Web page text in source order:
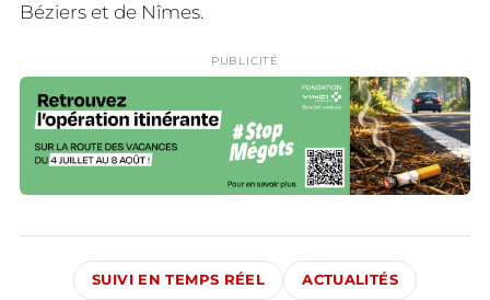
Béziers et de Nîmes.
PUBLICITÉ
SUIVI EN TEMPS RÉEL ACTUALITÉS